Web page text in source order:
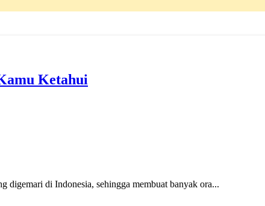
Ketahui
digemari di Indonesia, sehingga membuat banyak ora...